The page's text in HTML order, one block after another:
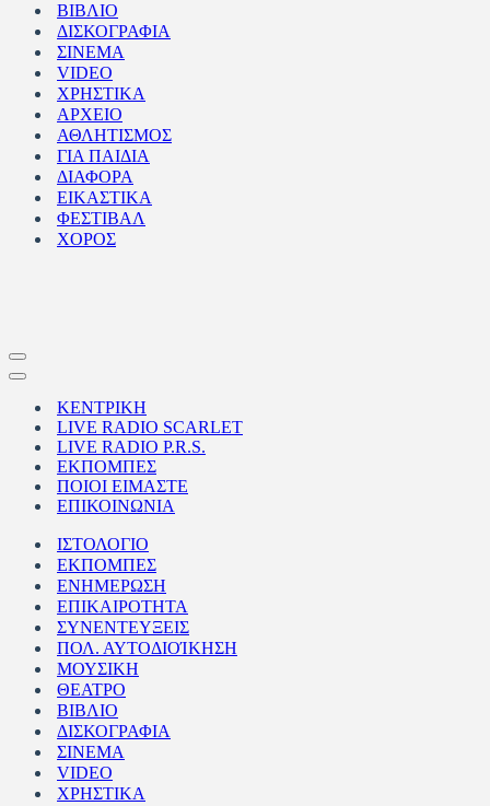
ΒΙΒΛΙΟ
ΔΙΣΚΟΓΡΑΦΙΑ
ΣΙΝΕΜΑ
VIDEO
ΧΡΗΣΤΙΚΑ
ΑΡΧΕΙΟ
ΑΘΛΗΤΙΣΜΟΣ
ΓΙΑ ΠΑΙΔΙΑ
ΔΙΑΦΟΡΑ
ΕΙΚΑΣΤΙΚΑ
ΦΕΣΤΙΒΑΛ
ΧΟΡΟΣ
Μενού
πλοήγησης
Μενού
πλοήγησηςΚΕΝΤΡΙΚΗ
LIVE RADIO SCARLET
LIVE RADIO P.R.S.
ΕΚΠΟΜΠΕΣ
ΠΟΙΟΙ ΕΙΜΑΣΤΕ
ΕΠΙΚΟΙΝΩΝΙΑ
ΙΣΤΟΛΟΓΙΟ
ΕΚΠΟΜΠΕΣ
ΕΝΗΜΕΡΩΣΗ
ΕΠΙΚΑΙΡΟΤΗΤΑ
ΣΥΝΕΝΤΕΥΞΕΙΣ
ΠΟΛ. ΑΥΤΟΔΙΟΊΚΗΣΗ
ΜΟΥΣΙΚΗ
ΘΕΑΤΡΟ
ΒΙΒΛΙΟ
ΔΙΣΚΟΓΡΑΦΙΑ
ΣΙΝΕΜΑ
VIDEO
ΧΡΗΣΤΙΚΑ